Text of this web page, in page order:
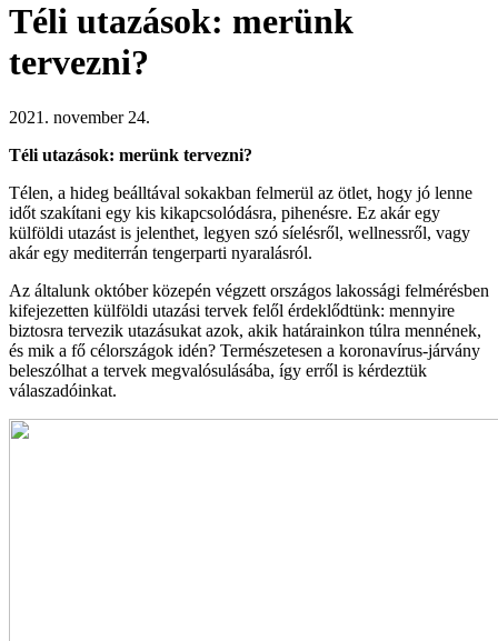
Téli utazások: merünk
tervezni?
2021. november 24.
Téli utazások: merünk tervezni?
Télen, a hideg beálltával sokakban felmerül az ötlet, hogy jó lenne
időt szakítani egy kis kikapcsolódásra, pihenésre. Ez akár egy
külföldi utazást is jelenthet, legyen szó síelésről, wellnessről, vagy
akár egy mediterrán tengerparti nyaralásról.
Az általunk október közepén végzett országos lakossági felmérésben
kifejezetten külföldi utazási tervek felől érdeklődtünk: mennyire
biztosra tervezik utazásukat azok, akik határainkon túlra mennének,
és mik a fő célországok idén? Természetesen a koronavírus-járvány
beleszólhat a tervek megvalósulásába, így erről is kérdeztük
válaszadóinkat.